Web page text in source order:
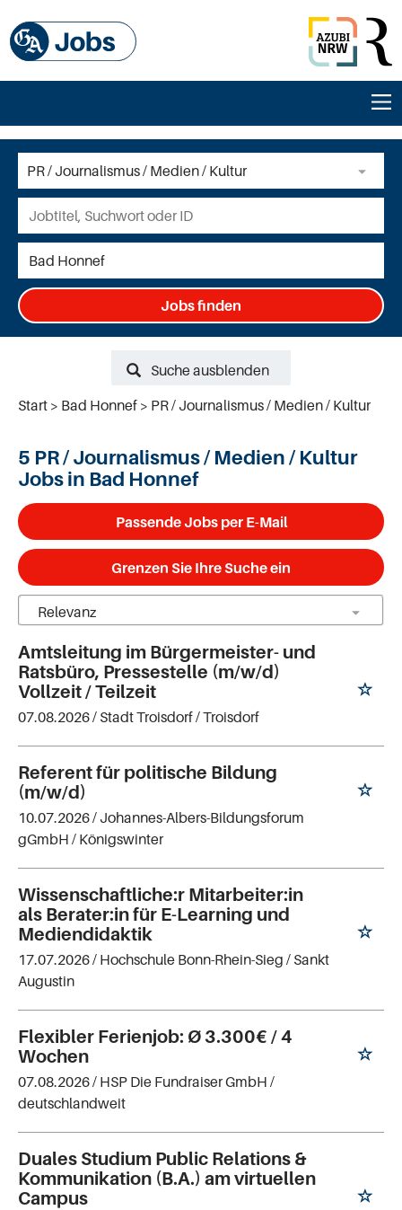
Jobs finden
Suche ausblenden
Start
Bad Honnef PR / Journalismus / Medien / Kultur
5 PR / Journalismus / Medien / Kultur
Jobs in Bad Honnef
Passende Jobs per E-Mail
Grenzen Sie Ihre Suche ein
Amtsleitung im Bürgermeister- und
Ratsbüro, Pressestelle (m/w/d)
Vollzeit / Teilzeit
07.08.2026 / Stadt Troisdorf/ Troisdorf
Referent für politische Bildung
(m/w/d)
10.07.2026 / Johannes-Albers-Bildungsforum
gGmbH / Königswinter
Wissenschaftliche:r Mitarbeiter:in
als Berater:in für E-Learning und
Mediendidaktik
17.07.2026 / Hochschule Bonn-Rhein-Sieg / Sankt
Augustin
Flexibler Ferienjob: Ø 3.300€ / 4
Wochen
07.08.2026 / HSP Die Fundraiser GmbH /
deutschlandweit
Duales Studium Public Relations &
Kommunikation (B.A.) am virtuellen
Campus